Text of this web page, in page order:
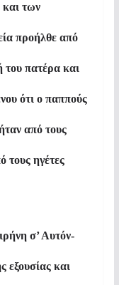
των
προήλθε από
πατέρα και
ότι ο παππούς
από τους
τους ηγέτες
σ’ Αυτόν-
εξουσίας και